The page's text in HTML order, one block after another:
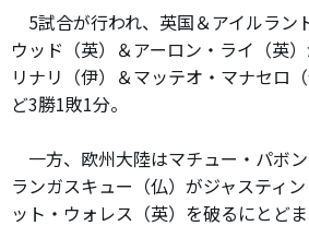
5試合が行われ、英国＆アイルラン
ウッド（英）＆アーロン・ライ（英
リナリ（伊）＆マッテオ・マナセロ
ど3勝1敗1分。
一方、欧州大陸はマチュー・パボ
ランガスキュー（仏）がジャスティ
ット・ウォレス（英）を破るにとど